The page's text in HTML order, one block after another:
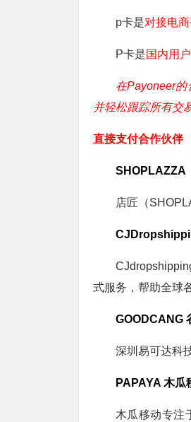
p卡是对接电
P卡是国内用
在Payoneer的
并轻松跟踪所有交
直接支付合作伙伴
SHOPLAZZA
店匠（
式服务，帮助全球
GOODCANG
深圳易可达科
PAPAYA 木瓜
木瓜移动专注